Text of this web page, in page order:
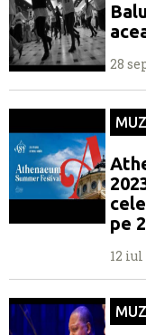
28
pe
12 iul